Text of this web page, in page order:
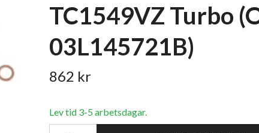
TC1549VZ Turbo
03L145721B)
862 kr
Lev tid 3-5 arbetsdagar.